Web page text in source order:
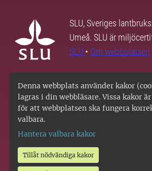
Denna webbplats använder kakor
lagras i din webbläsare. Vissa kakor
för att webbplatsen ska fungera
valbara.
Hantera valbara kakor
Tillåt nödvändiga kakor
SLU, Sveriges
Umeå. SLU är
SLU • Om webbplatsen